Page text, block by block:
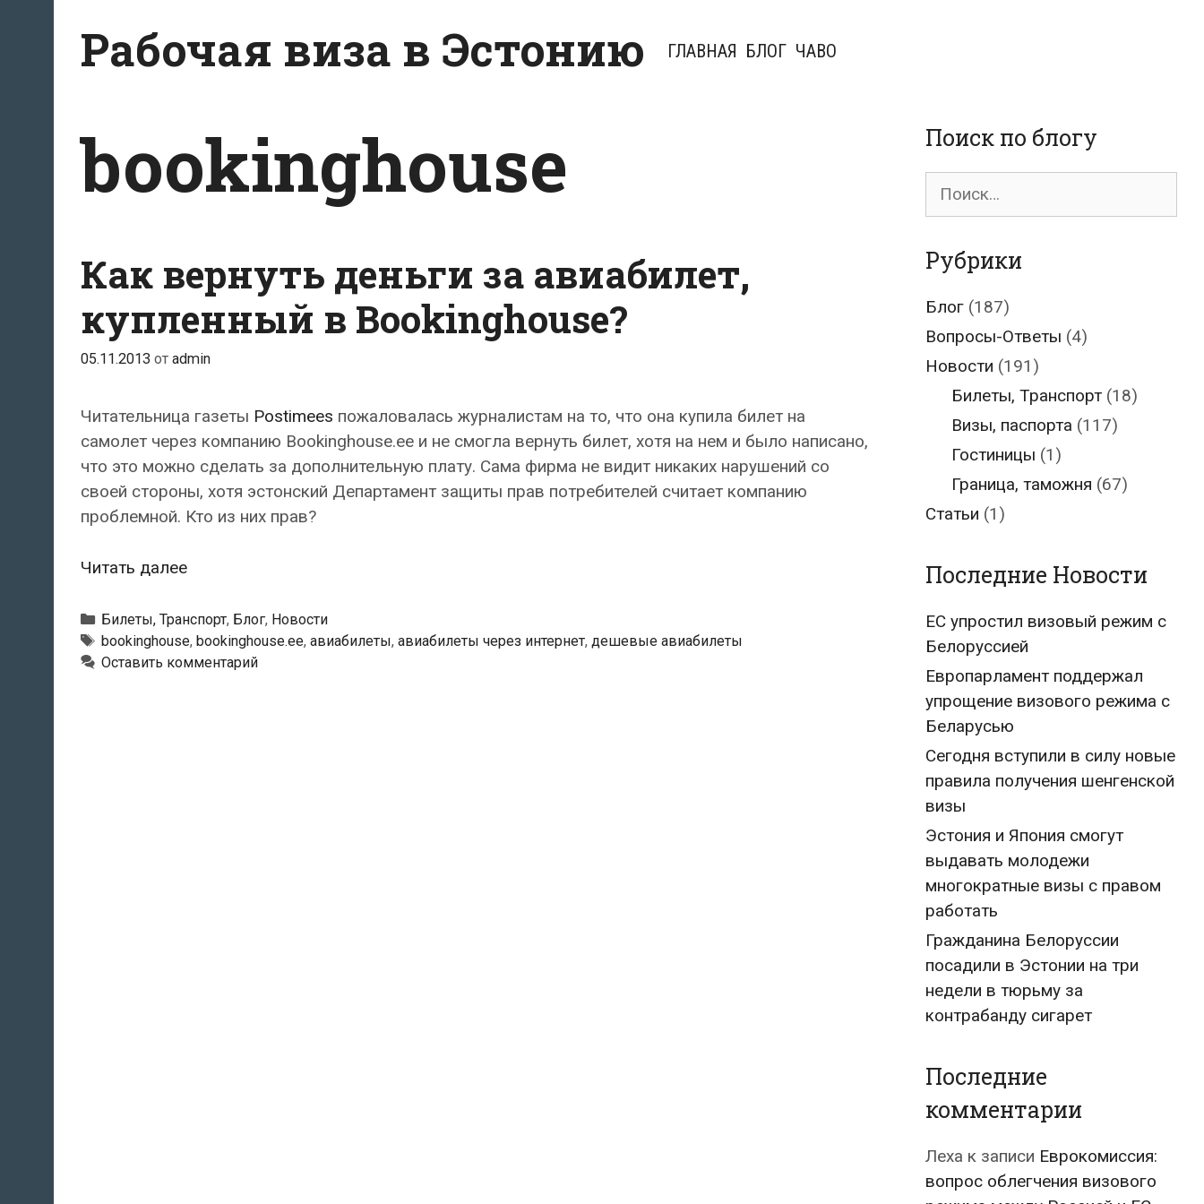
содержимому
Рабочая виза в Эстонию ГЛАВНАЯ БЛОГ ЧАВО
bookinghouse
Как вернуть деньги за авиабилет,
купленный в Bookinghouse?
05.11.2013 от admin
Читательница газеты Postimees пожаловалась журналистам на то, что она купила билет на
самолет через компанию Bookinghouse.ee и не смогла вернуть билет, хотя на нем и было написано,
что это можно сделать за дополнительную плату. Сама фирма не видит никаких нарушений со
своей стороны, хотя эстонский Департамент защиты прав потребителей считает компанию
проблемной. Кто из них прав?
Читать далееКак
деньги
за
авиабилет,
Рубрики
Билеты, Транспорт, Блог, Новости
Метки
bookinghouse, bookinghouse.ee, авиабилеты, авиабилеты через интернет, дешевые авиабилеты
Оставить комментарий
Поиск по блогу
Поиск
Рубрики
Блог (187)
Вопросы-Ответы (4)
Новости (191)
Билеты, Транспорт(18)
Визы, паспорта (117)
Гостиницы (1)
Граница, таможня (67)
Статьи (1)
Последние Новости
ЕС упростил визовый режим с
Белоруссией
Европарламент поддержал
упрощение визового режима с
Беларусью
Сегодня вступили в силу новые
правила получения шенгенской
визы
Эстония и Япония смогут
выдавать молодежи
многократные визы с правом
работать
Гражданина Белоруссии
посадили в Эстонии на три
недели в тюрьму за
контрабанду сигарет
Последние
комментарии
Леха к записи Еврокомиссия:
вопрос облегчения визового